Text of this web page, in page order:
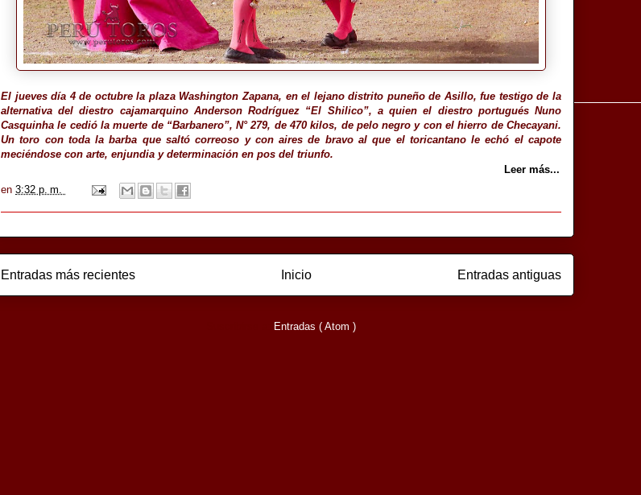
El jueves día 4 de octubre la plaza Washington Zapana, en el lejano distrito puneño de Asillo, fue testigo de la
alternativa del diestro cajamarquino Anderson Rodríguez “El Shilico”, a quien el diestro portugués Nuno
Casquinha le cedió la muerte de “Barbanero”, N° 279, de 470 kilos, de pelo negro y con el hierro de Checayani.
Un toro con toda la barba que saltó correoso y con aires de bravo al que el toricantano le echó el capote
meciéndose con arte, enjundia y determinación en pos del triunfo.
Leer más...
en 3:32 p. m.
Entradas más recientes Entradas antiguas
Inicio
Entradas ( Atom )